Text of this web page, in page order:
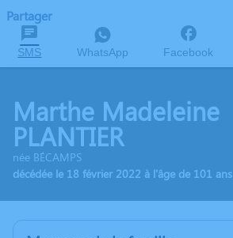
Partager
SMS WhatsApp Facebook
Marthe Madeleine
PLANTIER
née BÉCAMPS
décédée le 18 février 2022 à l'âge de 101 ans